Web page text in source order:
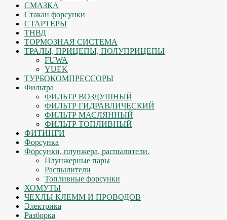
СМАЗКА
Стакан форсунки
СТАРТЕРЫ
ТНВД
ТОРМОЗНАЯ СИСТЕМА
ТРАЛЫ, ПРИЦЕПЫ, ПОЛУПРИЦЕПЫ
FUWA
YUEK
ТУРБОКОМПРЕССОРЫ
Фильтра
ФИЛЬТР ВОЗДУШНЫЙ
ФИЛЬТР ГИДРАВЛИЧЕСКИЙ
ФИЛЬТР МАСЛЯННЫЙ
ФИЛЬТР ТОПЛИВНЫЙ
ФИТИНГИ
Форсунка
Форсунки, плунжера, распылители.
Плунжерные пары
Распылители
Топливные форсунки
ХОМУТЫ
ЧЕХЛЫ КЛЕММ И ПРОВОДОВ
Электрика
Разборка